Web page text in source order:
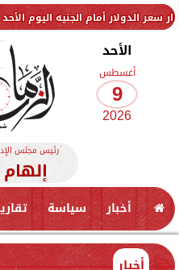
الجنيه اليوم الأحد 9 أغسطس 2026
الأحد
أغسطس
9
2026
رئيس مجلس
أخبار سياسة
أخبار